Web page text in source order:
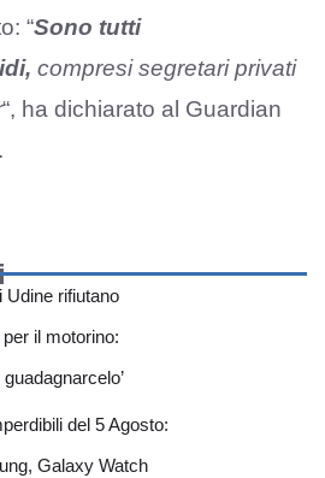
“Sono tutti
compresi segretari privati
“, ha dichiarato al Guardian
Udine rifiutano
il motorino:
guadagnarcelo’
del 5 Agosto:
Galaxy Watch